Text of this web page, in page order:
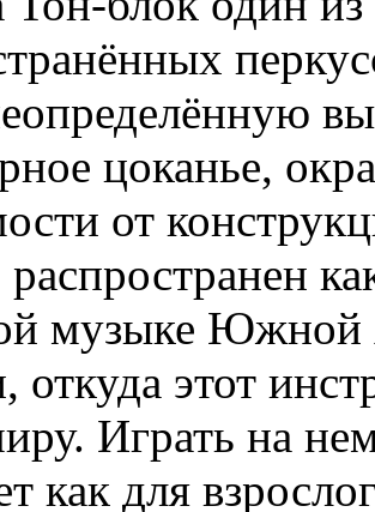
цоканье,
от
музыке Южной
этот
Играть на
как для